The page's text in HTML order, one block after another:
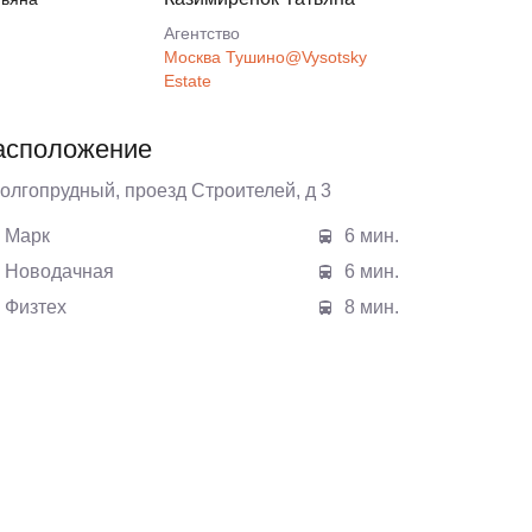
Агентcтво
Москва Тушино@Vysotsky
Estate
проезд Строителей, д 3
Марк
6 мин.
Новодачная
6 мин.
Физтех
8 мин.